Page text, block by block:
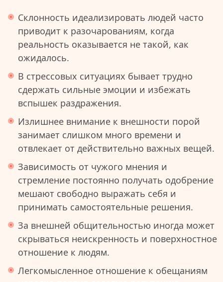
Склонность идеализировать людей часто
приводит к разочарованиям, когда
реальность оказывается не такой, как
ожидалось.
В стрессовых ситуациях бывает трудно
сдержать сильные эмоции и избежать
вспышек раздражения.
Излишнее внимание к внешности порой
занимает слишком много времени и
отвлекает от действительно важных вещей.
Зависимость от чужого мнения и
стремление постоянно получать одобрение
мешают свободно выражать себя и
принимать самостоятельные решения.
За внешней общительностью иногда может
скрываться неискренность и поверхностное
отношение к людям.
Легкомысленное отношение к обещаниям